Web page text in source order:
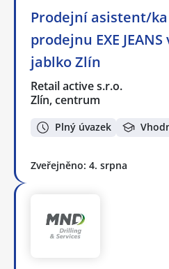
Prodejní asistent/
prodejnu EXE
jablko Zlín
Retail active s.r.o.
Zlín, centrum
Plný úvazek
Zveřejněno: 4. srpna